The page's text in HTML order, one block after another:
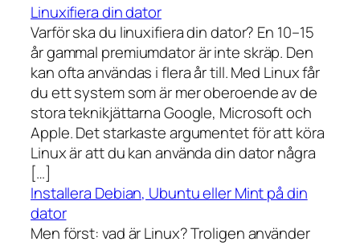
Linuxifiera din dator
Varför ska du linuxifiera din dator? En 10–15
år gammal premiumdator är inte skräp. Den
kan ofta användas i flera år till. Med Linux får
du ett system som är mer oberoende av de
stora teknikjättarna Google, Microsoft och
Apple. Det starkaste argumentet för att köra
Linux är att du kan använda din dator några
[…]
Installera Debian, Ubuntu eller Mint på din
dator
Men först: vad är Linux? Troligen använder